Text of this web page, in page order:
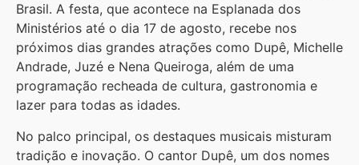
Brasil. A festa, que acontece na Esplanada dos
Ministérios até o dia 17 de agosto, recebe nos
próximos dias grandes atrações como Dupê, Michelle
Andrade, Juzé e Nena Queiroga, além de uma
programação recheada de cultura, gastronomia e
lazer para todas as idades.
No palco principal, os destaques musicais misturam
tradição e inovação. O cantor Dupê, um dos nomes